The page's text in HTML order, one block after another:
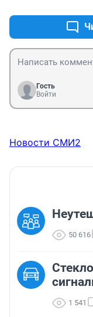
Гость
Войти
Новости СМИ2
50 616
1 541